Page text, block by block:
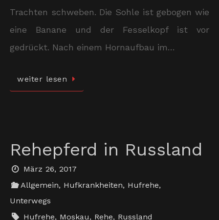
Trachten schweben. Die Sohle ist gebogen wie
eine Banane und der Fesselkopf ist vor
gedrückt. Nach einem Hornaufbau im…
weiter lesen
Rehepferd in Russland
März 26, 2017
Allgemein, Hufkrankheiten, Hufrehe,
Unterwegs
Hufrehe, Moskau, Rehe, Russland